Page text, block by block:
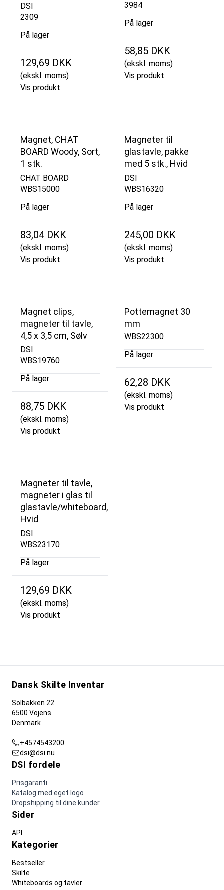
DSI
2309
På lager
129,69 DKK
(ekskl. moms)
Vis produkt
3984
På lager
58,85 DKK
(ekskl. moms)
Vis produkt
Magnet, CHAT
BOARD Woody, Sort,
1 stk.
CHAT BOARD
WBS15000
På lager
83,04 DKK
(ekskl. moms)
Vis produkt
Magneter til
glastavle, pakke
med 5 stk., Hvid
DSI
WBS16320
På lager
245,00 DKK
(ekskl. moms)
Vis produkt
Magnet clips,
magneter til tavle,
4,5 x 3,5 cm, Sølv
DSI
WBS19760
På lager
88,75 DKK
(ekskl. moms)
Vis produkt
Pottemagnet 30
mm
WBS22300
På lager
62,28 DKK
(ekskl. moms)
Vis produkt
Magneter til tavle,
magneter i glas til
glastavle/whiteboard,
Hvid
DSI
WBS23170
På lager
129,69 DKK
(ekskl. moms)
Vis produkt
Dansk Skilte Inventar
Solbakken 22
6500 Vojens
Denmark
+4574543200
dsi@dsi.nu
DSI fordele
Prisgaranti
Katalog med eget logo
Dropshipping til dine kunder
Sider
API
Kategorier
Bestseller
Skilte
Whiteboards og tavler